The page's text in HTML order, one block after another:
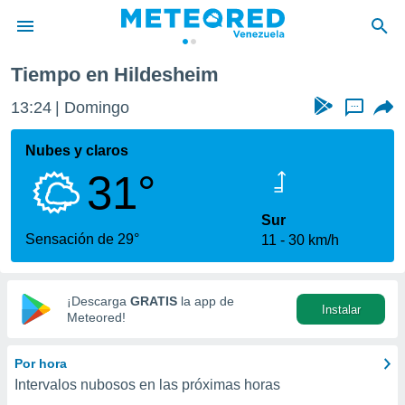
de
ha
calidad.
a este
las
y
digital
basada
Tiempo en Hildesheim
13:24 Domingo ...
Nubes y claros
31°
Sensación de 29°
Sur
11
30 km/h
¡Descarga GRATIS la app de
Meteored!
Instalar
Por hora
Intervalos nubosos en las próximas horas